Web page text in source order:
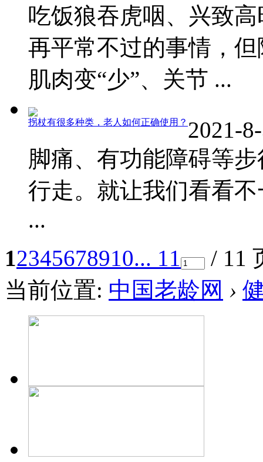
吃饭狼吞虎咽、兴致
再平常不过的事情，
肌肉变“少”、关节 ...
拐杖有很多种类，老人如何正确使用？ 2021-
脚痛、有功能障碍等
行走。就让我们看看
...
12345678910... 11
/ 11
当前位置: 中国老龄网 ›